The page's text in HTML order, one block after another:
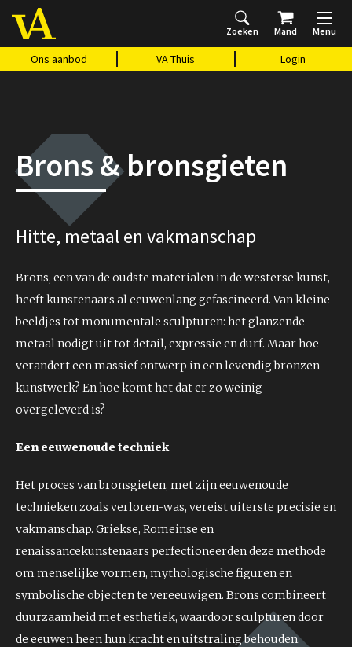
Zoeken Mand Menu
Ons aanbod VA Thuis Login
Home
Ons aanbod
Agenda
VAthuis
Over ons
Vragen?
Cadeaubon
Brons & bronsgieten
Hitte, metaal en vakmanschap
Brons, een van de oudste materialen in de westerse kunst,
heeft kunstenaars al eeuwenlang gefascineerd. Van kleine
beeldjes tot monumentale sculpturen: het glanzende
metaal nodigt uit tot detail, expressie en durf. Maar hoe
verandert een massief ontwerp in een levendig bronzen
kunstwerk? En hoe komt het dat er zo weinig
overgeleverd is?
Een eeuwenoude techniek
Het proces van bronsgieten, met zijn eeuwenoude
technieken zoals verloren-was, vereist uiterste precisie en
vakmanschap. Griekse, Romeinse en
renaissancekunstenaars perfectioneerden deze methode
om menselijke vormen, mythologische figuren en
symbolische objecten te vereeuwigen. Brons combineert
duurzaamheid met esthetiek, waardoor sculpturen door
de eeuwen heen hun kracht en uitstraling behouden.